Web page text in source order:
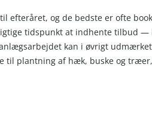
og de bedste er ofte
tidspunkt at indhente tilbud
kan i øvrigt
til plantning af hæk, buske og